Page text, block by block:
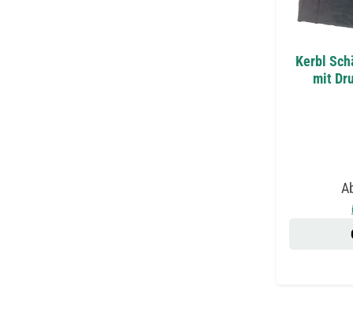
Kerbl
mit